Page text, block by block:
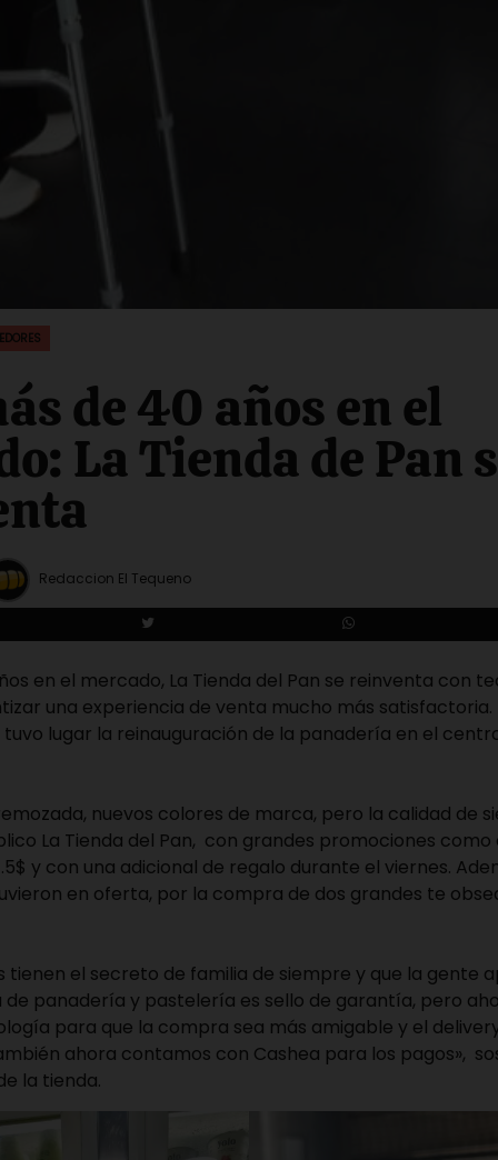
de 40 años en el
La Tienda de Pan
Redaccion El Tequeno
en el mercado, La Tienda del Pan se reinventa con
una experiencia de venta mucho más
tuvo lugar la reinauguración de la panadería en el
nuevos colores de marca, pero la calidad de
La Tienda del Pan, con grandes promociones
y con una adicional de regalo durante el viernes.
en oferta, por la compra de dos grandes te
tienen el secreto de familia de siempre y que la gente
de panadería y pastelería es sello de garantía, pero
para que la compra sea más amigable y el
ahora contamos con Cashea para los pagos»,
la tienda.